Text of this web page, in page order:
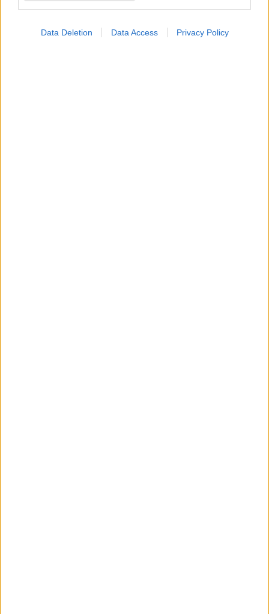
Data Deletion Data Access Privacy Policy